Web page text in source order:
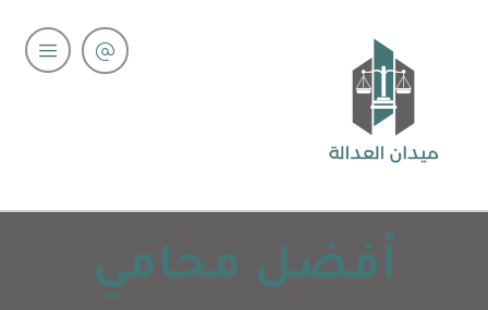
أفضل محامي